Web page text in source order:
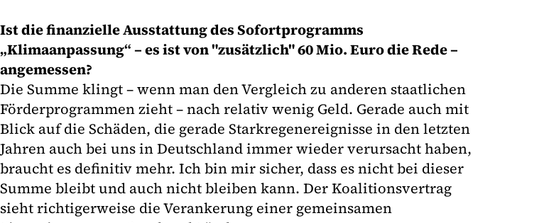
Ist die finanzielle Ausstattung des Sofortprogramms
„Klimaanpassung“ – es ist von "zusätzlich" 60 Mio. Euro die Rede –
angemessen?
Die Summe klingt – wenn man den Vergleich zu anderen staatlichen
Förderprogrammen zieht – nach relativ wenig Geld. Gerade auch mit
Blick auf die Schäden, die gerade Starkregenereignisse in den letzten
Jahren auch bei uns in Deutschland immer wieder verursacht haben,
braucht es definitiv mehr. Ich bin mir sicher, dass es nicht bei dieser
Summe bleibt und auch nicht bleiben kann. Der Koalitionsvertrag
sieht richtigerweise die Verankerung einer gemeinsamen